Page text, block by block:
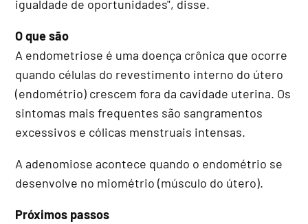
igualdade de oportunidades", disse.
O que são
A endometriose é uma doença crônica que ocorre
quando células do revestimento interno do útero
(endométrio) crescem fora da cavidade uterina. Os
sintomas mais frequentes são sangramentos
excessivos e cólicas menstruais intensas.
A adenomiose acontece quando o endométrio se
desenvolve no miométrio (músculo do útero).
Próximos passos